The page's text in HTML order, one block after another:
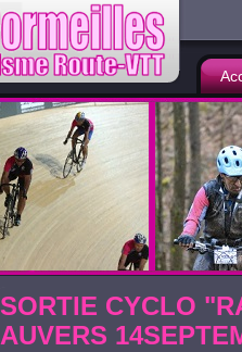
SORTIE CYCLO
AUVERS